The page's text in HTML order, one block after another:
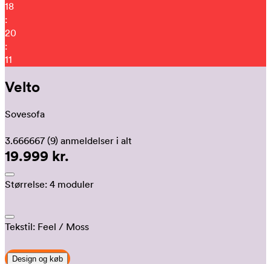
18
:
20
:
05
Velto
Sovesofa
3.666667 (9) anmeldelser i alt
19.999 kr.
Størrelse: 4 moduler
Tekstil: Feel / Moss
Design og køb